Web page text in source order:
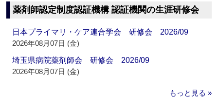
薬剤師認定制度認証機構 認証機関の生涯研修会
日本プライマリ・ケア連合学会 研修会 2026/09
2026年08月07日 (金)
埼玉県病院薬剤師会 研修会 2026/09
2026年08月07日 (金)
もっと見る »